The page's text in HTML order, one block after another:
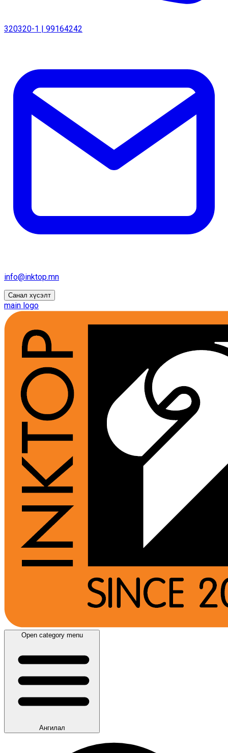
320320-1 | 99164242
info@inktop.mn
Санал хүсэлт
main logo
Open category menu
Ангилал